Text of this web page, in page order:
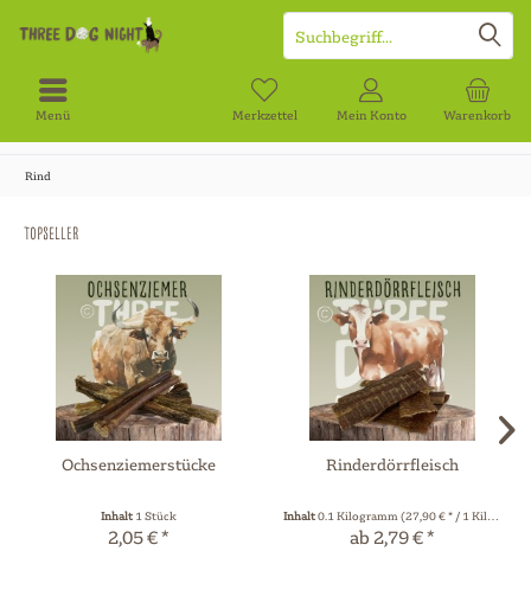
Menü Warenkorb
Merkzettel Mein Konto
Rind
Topseller
Ochsenziemerstücke
Inhalt 1 Stück
2,05 € *
Rinderdörrfleisch
Inhalt0.1 Kilogramm (27,90 € * / 1 Kilogramm)
ab 2,79 € *